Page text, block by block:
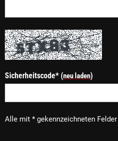
Sicherheitscode* (neu laden)
Alle mit * gekennzeichneten